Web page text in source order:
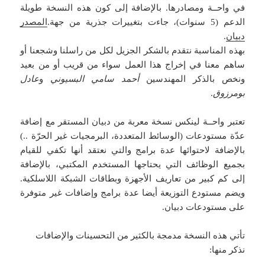
في واحــة ومصادرها. بالإضافة إلى كون هذه النسخة طويلة
الدعم (5 سنوات)، جاءت بتغييرات جذرية من جهة.
المصدر
دبيان.
بهذه المناسبة نتقدم بالشكر الجزيل لكل من راسلنا وشجعنا أو
ساهم معنا في إخراج هذا العمل سواء من قريب أو من بعيد
ونخص بالذكر المهندسينأحمد سامي البسيوني وعادل
بومرزوق.
تعتبر واحــة لينكس نسخة معربة من دبيان المستقر مع إضافة
عدّة مستودعات (الوسائط المتعددة، البرمجيات غير الحرّة ..)
بالإضافة لاحتوائها عدة برامج والتي نعتقد أنها تكفي للقيام
بجميع الوظائف التي يحتاجها المستخدم المكتبي، بالإضافة
إلى كم كبير من تعاريف الأجهزة وبطاقات الشبكة اللاسلكية.
ويضم مستودع التوزيعة أيضا عدة برامج وإضافات غير متوفرة
على مستودعات دبيان.
تأتي هذه النسخة مدمجة بالكثير من التحسينات والإضافات
نذكر منها: